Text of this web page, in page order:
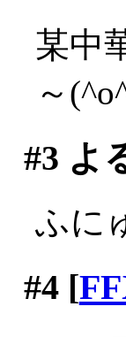
某中
～
#3 よ
ふに
#4[